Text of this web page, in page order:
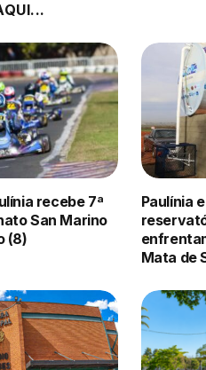
recebe 7ª
San Marino
(8)
Paulínia
Mata de